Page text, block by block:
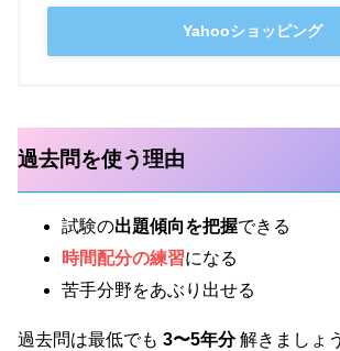
Yahooショッピング
過去問を使う理由
試験の出題傾向を把握できる
時間配分の練習になる
苦手分野をあぶり出せる
過去問は最低でも 3〜5年分解きましょ